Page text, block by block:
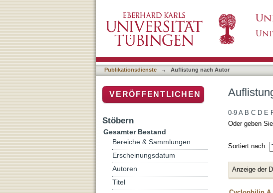
Publikationsdienste → Auflistung nach Autor
0-9 A B C D E
Oder geben
Sortiert nach:
Anzeige der
VERÖFFENTLICHEN
Stöbern
Gesamter Bestand
Bereiche & Sammlungen
Erscheinungsdatum
Autoren
Titel